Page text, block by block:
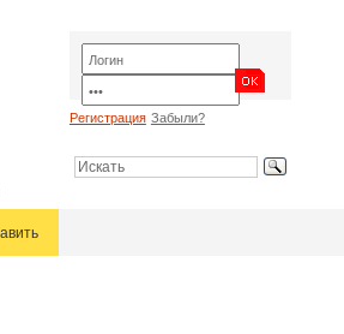
Регистрация Забыли?